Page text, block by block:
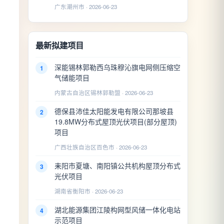
广东潮州市 · 2026-06-23
最新拟建项目
1
深能锡林郭勒西乌珠穆沁旗电网侧压缩空
气储能项目
内蒙古自治区锡林郭勒盟 · 2026-06-23
2
德保县沛佳太阳能发电有限公司那坡县
19.8MW分布式屋顶光伏项目(部分屋顶)
项目
广西壮族自治区百色市 · 2026-06-23
3
耒阳市夏塘、南阳镇公共机构屋顶分布式
光伏项目
湖南省衡阳市 · 2026-06-23
4
湖北能源集团江陵构网型风储一体化电站
示范项目